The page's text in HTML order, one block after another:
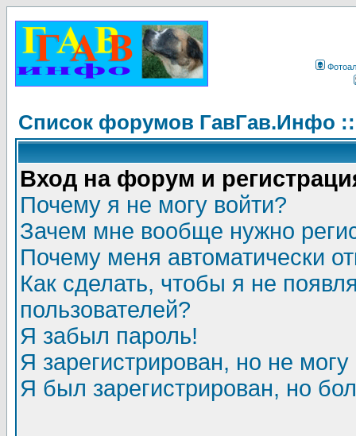
Список форумов ГавГав.Инфо
Вход на форум и
Почему я не могу войти?
Зачем мне вообще нужно
Почему меня автоматически
Как сделать, чтобы я не
пользователей?
Я забыл пароль!
Я зарегистрирован, но не могу
Я был зарегистрирован, но